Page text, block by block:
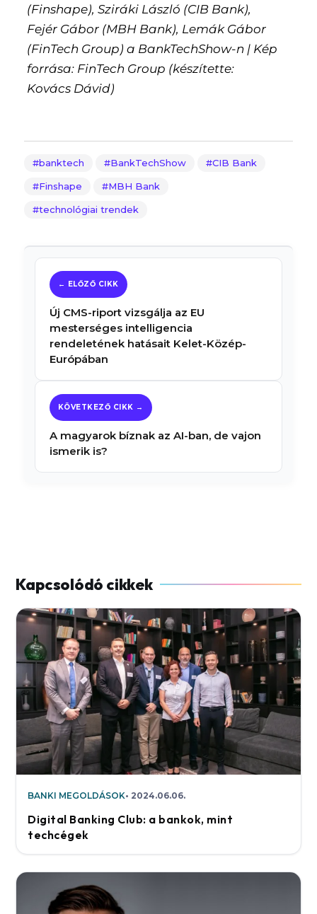
(Finshape), Sziráki László (CIB Bank),
Fejér Gábor (MBH Bank), Lemák Gábor
(FinTech Group) a BankTechShow-n | Kép
forrása: FinTech Group (készítette:
Kovács Dávid)
banktech BankTechShow CIB Bank
Finshape MBH Bank
technológiai trendek
Új CMS-riport vizsgálja az EU
mesterséges intelligencia
rendeletének hatásait Kelet-Közép-
Európában
A magyarok bíznak az AI-ban, de vajon
ismerik is?
BANKI MEGOLDÁSOK 2024.06.06.
Digital Banking Club: a bankok, mint
techcégek